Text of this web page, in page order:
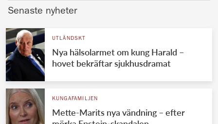
Senaste nyheter
UTLÄNDSKT
Nya hälsolarmet om kung Harald –
hovet bekräftar sjukhusdramat
KUNGAFAMILJEN
Mette-Marits nya vändning – efter